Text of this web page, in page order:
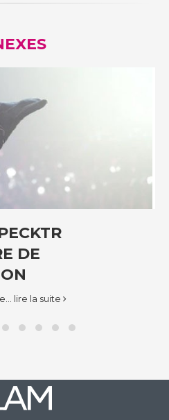
DE
lire la suite